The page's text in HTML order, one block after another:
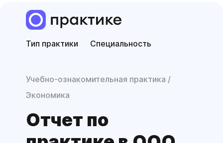
Тип практики Специальность
Учебно-ознакомительная практика
Экономика
Отчет по